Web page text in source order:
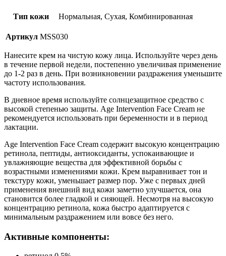
Тип кожи Нормальная, Сухая, Комбинированная
Артикул MSS030
Нанесите крем на чистую кожу лица. Используйте через день
в течение первой недели, постепенно увеличивая применение
до 1-2 раз в день. При возникновении раздражения уменьшите
частоту использования.
В дневное время используйте солнцезащитное средство с
высокой степенью защиты. Age Intervention Face Cream не
рекомендуется использовать при беременности и в период
лактации.
Age Intervention Face Cream содержит высокую концентрацию
ретинола, пептиды, антиоксиданты, успокаивающие и
увлажняющие вещества для эффективной борьбы с
возрастными изменениями кожи. Крем выравнивает тон и
текстуру кожи, уменьшает размер пор. Уже с первых дней
применения внешний вид кожи заметно улучшается, она
становится более гладкой и сияющей. Несмотря на высокую
концентрацию ретинола, кожа быстро адаптируется с
минимальным раздражением или вовсе без него.
Активные компоненты: